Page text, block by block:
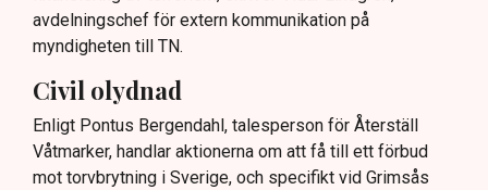
avdelningschef för extern kommunikation på
myndigheten till TN.
Civil olydnad
Enligt Pontus Bergendahl, talesperson för Återställ
Våtmarker, handlar aktionerna om att få till ett förbud
mot torvbrytning i Sverige, och specifikt vid Grimsås